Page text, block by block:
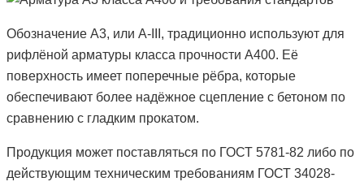
Обозначение А3, или А-III, традиционно используют для
рифлёной арматуры класса прочности А400. Её
поверхность имеет поперечные рёбра, которые
обеспечивают более надёжное сцепление с бетоном по
сравнению с гладким прокатом.
Продукция может поставляться по ГОСТ 5781-82 либо по
действующим техническим требованиям ГОСТ 34028-